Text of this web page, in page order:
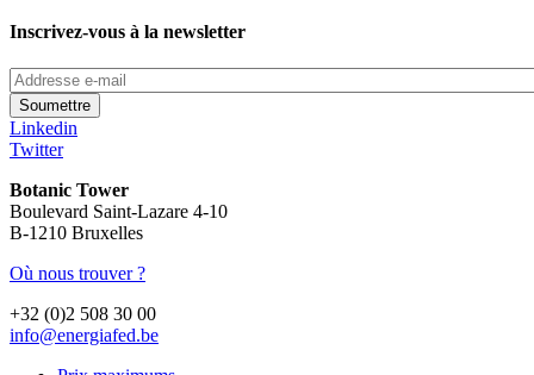
Inscrivez-vous à la newsletter
Addresse
e-
mail
Linkedin
Twitter
Botanic Tower
Boulevard Saint-Lazare 4-10
B-1210 Bruxelles
Où nous trouver ?
+32 (0)2 508 30 00
info@energiafed.be